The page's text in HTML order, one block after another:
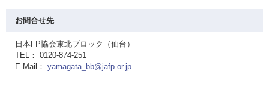
お問合せ先
日本FP協会東北ブロック（仙台）
TEL： 0120-874-251
E-Mail： yamagata_bb@jafp.or.jp